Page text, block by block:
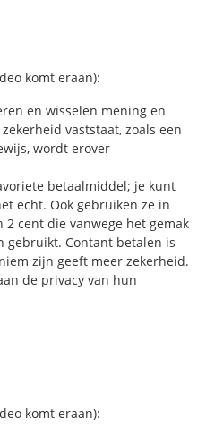
komt eraan):
en wisselen mening en
vaststaat, zoals een
wordt erover
betaalmiddel; je kunt
echt. Ook gebruiken ze in
cent die vanwege het gemak
gebruikt. Contant betalen is
zijn geeft meer zekerheid.
de privacy van hun
komt eraan):